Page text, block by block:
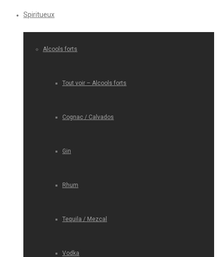
Spiritueux
Alcools forts
Tout voir – Alcools forts
Cognac / Calvados
Gin
Rhum
Tequila / Mezcal
Vodka